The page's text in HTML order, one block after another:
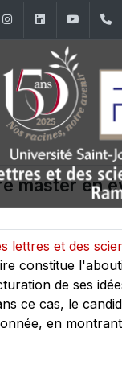
InstagramLinkedIn
master en
lettres et des
constitue
de ses
ce cas, le
en